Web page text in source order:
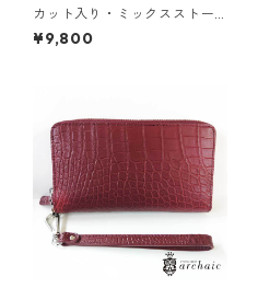
カット入り・ミックスストー
ンのブレスレット(6mm)
¥9,800